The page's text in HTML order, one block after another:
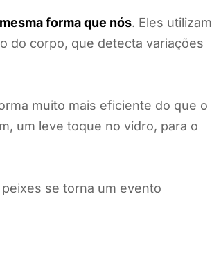
forma que nós. Eles utilizam
do corpo, que detecta variações
muito mais eficiente do que o
um leve toque no vidro, para o
se torna um evento